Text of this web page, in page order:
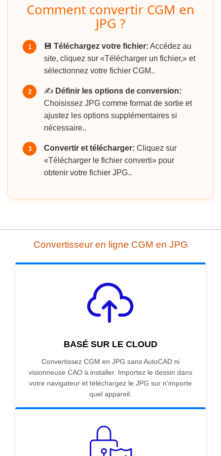
Comment convertir CGM en
JPG ?
1 💾 Téléchargez votre fichier: Accédez au
site, cliquez sur «Télécharger un fichier,» et
sélectionnez votre fichier CGM..
2 ✍️ Définir les options de conversion:
Choisissez JPG comme format de sortie et
ajustez les options supplémentaires si
nécessaire..
3 Convertir et télécharger: Cliquez sur
«Télécharger le fichier converti» pour
obtenir votre fichier JPG..
Convertisseur en ligne CGM en JPG
BASÉ SUR LE CLOUD
Convertissez CGM en JPG sans AutoCAD ni
visionneuse CAO à installer. Importez le dessin dans
votre navigateur et téléchargez le JPG sur n'importe
quel appareil.